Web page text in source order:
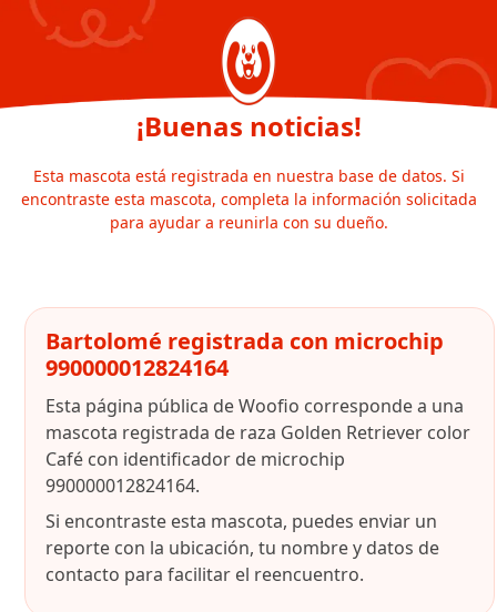
¡Buenas noticias!
Esta mascota está registrada en nuestra base de datos. Si
encontraste esta mascota, completa la información solicitada
para ayudar a reunirla con su dueño.
Bartolomé registrada con microchip
990000012824164
Esta página pública de Woofio corresponde a una
mascota registrada de raza Golden Retriever color
Café con identificador de microchip
990000012824164.
Si encontraste esta mascota, puedes enviar un
reporte con la ubicación, tu nombre y datos de
contacto para facilitar el reencuentro.